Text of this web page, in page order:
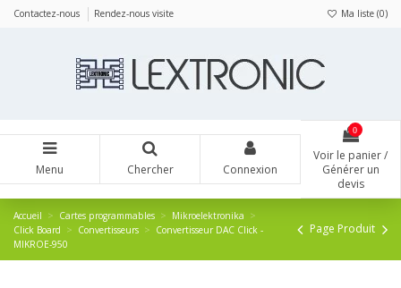
Contactez-nous Rendez-nous visite Ma liste (0)
Menu Chercher Connexion
0
Voir le panier /
Générer un
devis
Accueil Cartes programmables
Mikroelektronika
Click Board
Convertisseurs
Convertisseur DAC Click -
MIKROE-950
Page Produit
Panneau de gestion des cookies